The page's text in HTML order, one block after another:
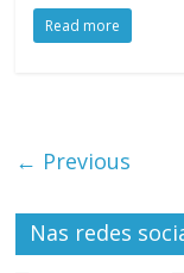
Read more
← Previous
Nas redes